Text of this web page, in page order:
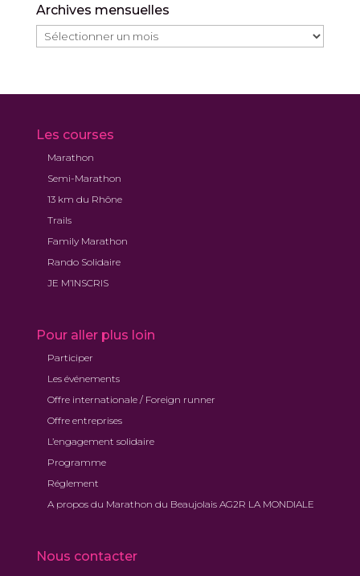
Archives mensuelles
Archives
mensuelles
Les courses
Marathon
Semi-Marathon
13 km du Rhône
Trails
Family Marathon
Rando Solidaire
JE M’INSCRIS
Pour aller plus loin
Participer
Les événements
Offre internationale / Foreign runner
Offre entreprises
L’engagement solidaire
Programme
Réglement
A propos du Marathon du Beaujolais AG2R LA MONDIALE
Nous contacter